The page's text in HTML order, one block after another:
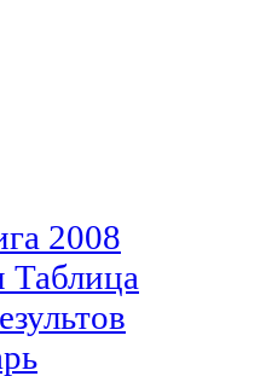
2008
Таблица